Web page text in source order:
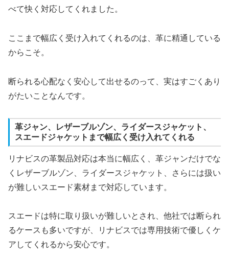
べて快く対応してくれました。
ここまで幅広く受け入れてくれるのは、革に精通している
からこそ。
断られる心配なく安心して出せるのって、実はすごくあり
がたいことなんです。
革ジャン、レザーブルゾン、ライダースジャケット、
スエードジャケットまで幅広く受け入れてくれる
リナビスの革製品対応は本当に幅広く、革ジャンだけでな
くレザーブルゾン、ライダースジャケット、さらには扱い
が難しいスエード素材まで対応しています。
スエードは特に取り扱いが難しいとされ、他社では断られ
るケースも多いですが、リナビスでは専用技術で優しくケ
アしてくれるから安心です。